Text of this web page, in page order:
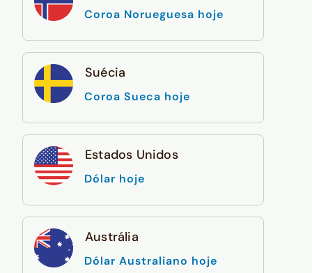
Coroa Norueguesa hoje
Suécia
Coroa Sueca hoje
Estados Unidos
Dólar hoje
Austrália
Dólar Australiano hoje